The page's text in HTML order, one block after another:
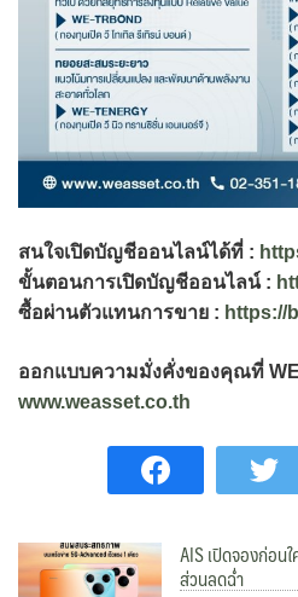
สนใจเปิดบัญชีออนไลน์ได้ที่ :
ขั้นตอนการเปิดบัญชีออนไลน์ :
ซื้อผ่านตัวแทนการขาย : https://
ออกแบบความมั่งคั่งของคุณที่
www.weasset.co.th
AIS เปิดจองก่อน
ส่วนลดฉ่ำ